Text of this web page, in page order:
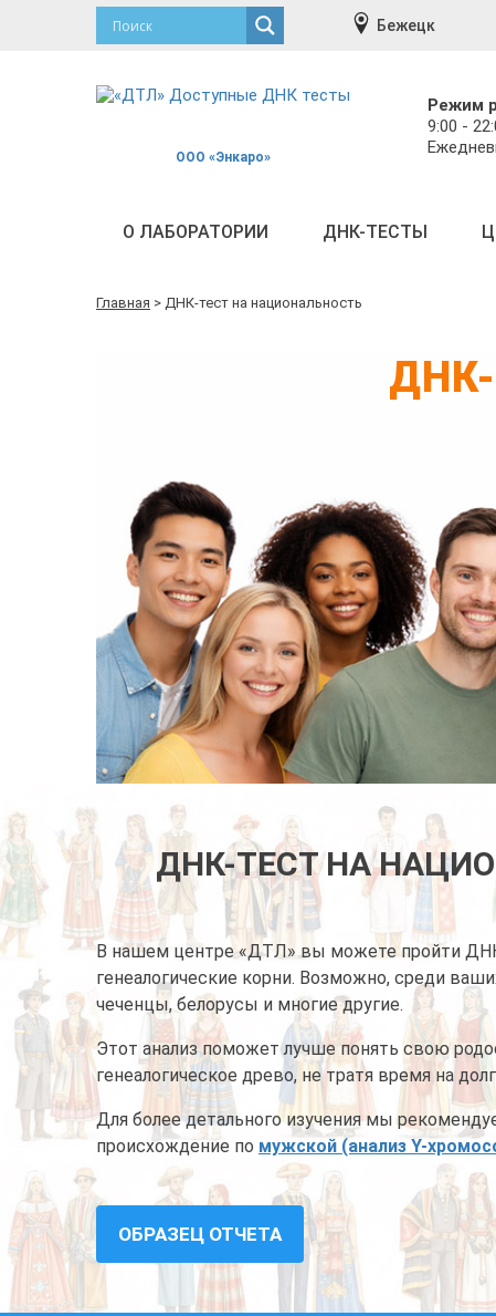
Бежецк
ООО «Энкаро»
Режим
9:00 -
О ЛАБОРАТОРИИ ДНК-ТЕСТЫ
Главная > ДНК-тест на национальность
ДНК-ТЕСТ НА
В нашем центре «ДТЛ» вы можете пройти ДНК
генеалогические корни. Возможно, среди
чеченцы, белорусы и многие другие.
Этот анализ поможет лучше понять свою
генеалогическое древо, не тратя время на
Для более детального изучения мы
происхождение по мужской (анализ Y-
ОБРАЗЕЦ ОТЧЕТА